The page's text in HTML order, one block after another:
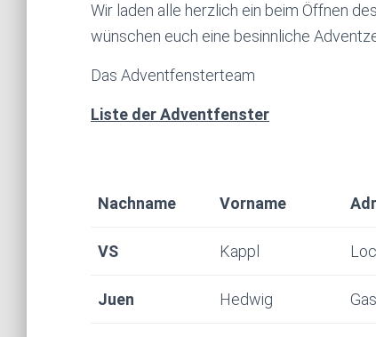
Wir laden alle herzlich ein beim Öffnen
wünschen euch eine besinnliche
Das Adventfensterteam
Liste der Adventfenster
Nachname Vorname
VS Kappl
Juen Hedwig